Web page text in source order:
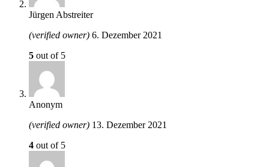
Jürgen Abstreiter
(verified owner) 6. Dezember 2021
5 out of 5
Anonym
(verified owner) 13. Dezember 2021
4 out of 5